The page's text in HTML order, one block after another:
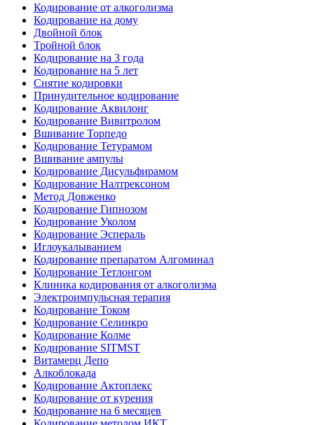
Кодирование от алкоголизма
Кодирование на дому
Двойной блок
Тройной блок
Кодирование на 3 года
Кодирование на 5 лет
Снятие кодировки
Принудительное кодирование
Кодирование Аквилонг
Кодирование Вивитролом
Вшивание Торпедо
Кодирование Тетурамом
Вшивание ампулы
Кодирование Дисульфирамом
Кодирование Налтрексоном
Метод Довженко
Кодирование Гипнозом
Кодирование Уколом
Кодирование Эспераль
Иглоукалыванием
Кодирование препаратом Алгоминал
Кодирование Тетлонгом
Клиника кодирования от алкоголизма
Электроимпульсная терапия
Кодирование Током
Кодирование Селинкро
Кодирование Колме
Кодирование SITMST
Витамерц Депо
Алкоблокада
Кодирование Актоплекс
Кодирование от курения
Кодирование на 6 месяцев